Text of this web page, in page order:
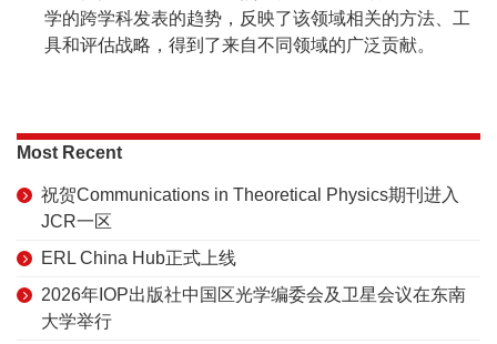
学的跨学科发表的趋势，反映了该领域相关的方法、工
具和评估战略，得到了来自不同领域的广泛贡献。
Most Recent
祝贺Communications in Theoretical Physics期刊进入
JCR一区
ERL China Hub正式上线
2026年IOP出版社中国区光学编委会及卫星会议在东南
大学举行